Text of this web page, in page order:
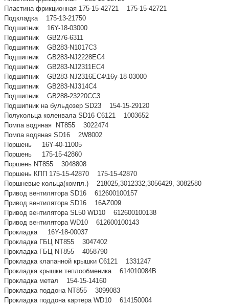
Пластина фрикционная 175-15-42721 175-15-42721
Подкладка 175-13-21750
Подшипник 16Y-18-03000
Подшипник GB276-6311
Подшипник GB283-N1017C3
Подшипник GB283-NJ2228EC4
Подшипник GB283-NJ2311EC4
Подшипник GB283-NJ2316EC4\16y-18-03000
Подшипник GB283-NJ314C4
Подшипник GB288-23220CC3
Подшипник на бульдозер SD23 154-15-29120
Полукольца коленвала SD16 C6121 1003652
Помпа водяная NT855 3022474
Помпа водяная SD16 2W8002
Поршень 16Y-40-11005
Поршень 175-15-42860
Поршень NT855 3048808
Поршень КПП 175-15-42870 175-15-42870
Поршневые кольца(компл.) 218025,3012332,3056429, 3082580
Привод вентилятора SD16 612600100157
Привод вентилятора SD16 16AZ009
Привод вентилятора SL50 WD10 612600100138
Привод вентилятора WD10 612600100143
Прокладка 16Y-18-00037
Прокладка ГБЦ NT855 3047402
Прокладка ГБЦ NT855 4058790
Прокладка клапанной крышки С6121 1331247
Прокладка крышки теплообменика 614010084B
Прокладка метал 154-15-14160
Прокладка поддона NT855 3099083
Прокладка поддона картера WD10 614150004